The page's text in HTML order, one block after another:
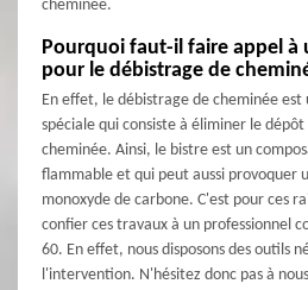
cheminée.
Pourquoi faut-il faire appel à
pour le débistrage de
En effet, le débistrage de cheminée est
spéciale qui consiste à éliminer le
cheminée. Ainsi, le bistre est un
flammable et qui peut aussi provoquer
monoxyde de carbone. C'est pour ces
confier ces travaux à un professionnel
60. En effet, nous disposons des outils
l'intervention. N'hésitez donc pas à